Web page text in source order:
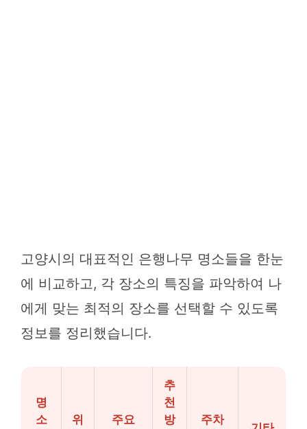
고양시의 대표적인 은행나무 명소들을 한눈
에 비교하고, 각 장소의 특징을 파악하여 나
에게 맞는 최적의 장소를 선택할 수 있도록
정보를 정리했습니다.
명
소
위
주요
추
천
방
주차